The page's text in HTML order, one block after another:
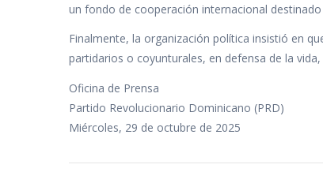
un fondo de cooperación internacional
Finalmente, la organización política insistió en
partidarios o coyunturales, en defensa de la
Oficina de Prensa
Partido Revolucionario Dominicano (PRD)
Miércoles, 29 de octubre de 2025